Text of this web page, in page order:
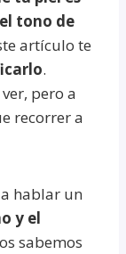
tono de
artículo te
.
pero a
recorrer a
hablar un
y el
sabemos